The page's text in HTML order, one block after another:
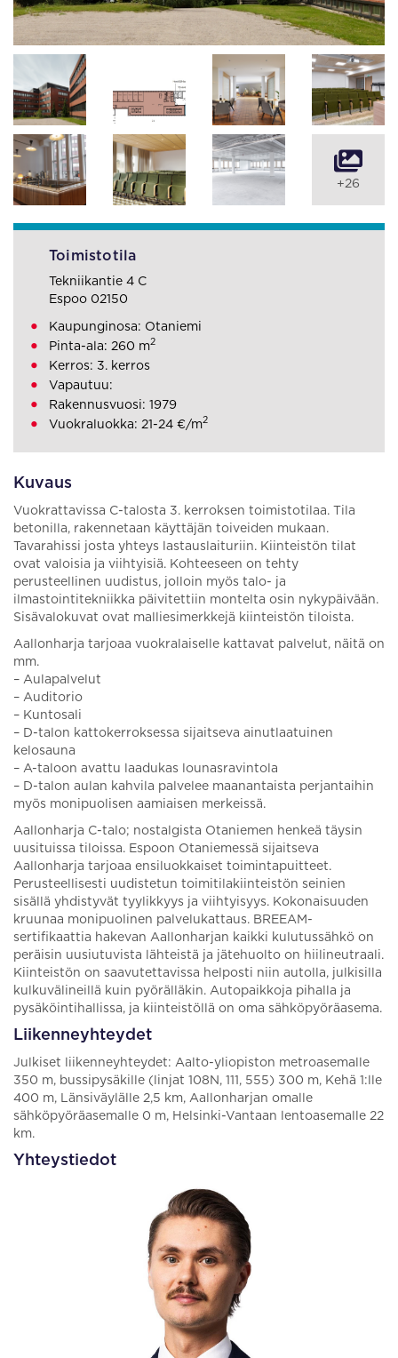
Kuvaus
Vuokrattavissa C-talosta 3. kerroksen toimistotilaa. Tila
betonilla, rakennetaan käyttäjän toiveiden mukaan.
Tavarahissi josta yhteys lastauslaituriin. Kiinteistön tilat
ovat valoisia ja viihtyisiä. Kohteeseen on tehty
perusteellinen uudistus, jolloin myös talo- ja
ilmastointitekniikka päivitettiin montelta osin nykypäivään.
Sisävalokuvat ovat malliesimerkkejä kiinteistön tiloista.
Aallonharja tarjoaa vuokralaiselle kattavat palvelut, näitä on
mm.
– Aulapalvelut
– Auditorio
– Kuntosali
– D-talon kattokerroksessa sijaitseva ainutlaatuinen
kelosauna
– A-taloon avattu laadukas lounasravintola
– D-talon aulan kahvila palvelee maanantaista perjantaihin
myös monipuolisen aamiaisen merkeissä.
Aallonharja C-talo; nostalgista Otaniemen henkeä täysin
uusituissa tiloissa. Espoon Otaniemessä sijaitseva
Aallonharja tarjoaa ensiluokkaiset toimintapuitteet.
Perusteellisesti uudistetun toimitilakiinteistön seinien
sisällä yhdistyvät tyylikkyys ja viihtyisyys. Kokonaisuuden
kruunaa monipuolinen palvelukattaus. BREEAM-
sertifikaattia hakevan Aallonharjan kaikki kulutussähkö on
peräisin uusiutuvista lähteistä ja jätehuolto on hiilineutraali.
Kiinteistön on saavutettavissa helposti niin autolla, julkisilla
kulkuvälineillä kuin pyörälläkin. Autopaikkoja pihalla ja
pysäköintihallissa, ja kiinteistöllä on oma sähköpyöräasema.
Liikenneyhteydet
Julkiset liikenneyhteydet: Aalto-yliopiston metroasemalle
350 m, bussipysäkille (linjat 108N, 111, 555) 300 m, Kehä 1:lle
400 m, Länsiväylälle 2,5 km, Aallonharjan omalle
sähköpyöräasemalle 0 m, Helsinki-Vantaan lentoasemalle 22
km.
Yhteystiedot
+26
Toimistotila
Tekniikantie 4 C
Espoo 02150
Kaupunginosa: Otaniemi
Pinta-ala: 260 m2
Kerros: 3. kerros
Vapautuu:
Rakennusvuosi: 1979
Vuokraluokka: 21-24 €/m2